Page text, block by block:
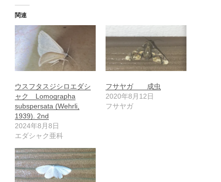
関連
ウスフタスジシロエダシ
ャク Lomographa
subspersata (Wehrli,
1939). 2nd
2024年8月8日
エダシャク亜科
フサヤガ 成虫
2020年8月12日
フサヤガ